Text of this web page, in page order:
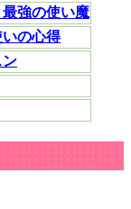
強の使い魔
の心得
ン